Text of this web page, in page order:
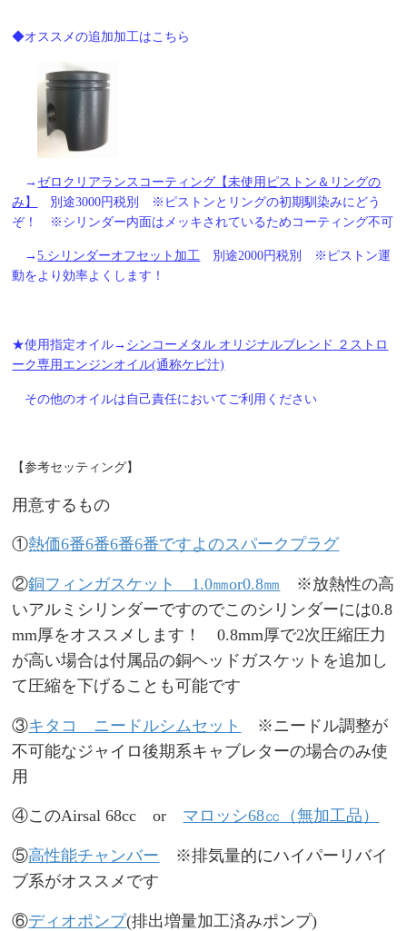
◆オススメの追加加工はこちら
→ ゼロクリアランスコーティング【未使用ピストン＆リングの
み】
別途3000円税別 ※ ピストンとリングの初期馴染みにどう
ぞ！
※シリンダー内面はメッキされているためコーティング不可
→5.シリンダーオフセット加工 別途2000円税別 ※ピストン運
動をより効率よくします！
★使用指定オイル→ シンコーメタル オリジナルブレンド ２ストロ
ーク専用エンジンオイル(通称ケピ汁)
その他のオイルは自己責任においてご利用ください
【参考セッティング】
用意するもの
①熱価6番6番6番6番ですよのスパークプラグ
②銅フィンガスケット 1.0㎜or0.8㎜ ※放熱性の高
いアルミシリンダーですのでこのシリンダーには0.8
mm厚をオススメします！ 0.8mm厚で2次圧縮圧力
が高い場合は付属品の銅ヘッドガスケットを追加し
て圧縮を下げることも可能です
③キタコ ニードルシムセット
※ニードル調整が
不可能なジャイロ後期系キャブレターの場合のみ使
用
④このAirsal 68cc or マロッシ68㏄（無加工品）
⑤高性能チャンバー ※排気量的にハイパーリバイ
ブ系がオススメです
⑥ディオポンプ(排出増量加工済みポンプ)